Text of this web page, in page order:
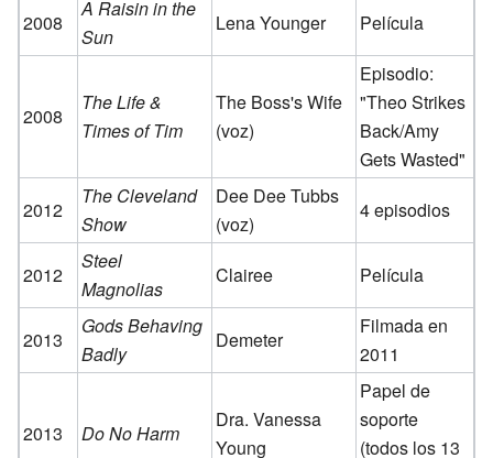
2008
A Raisin in the
Sun
Lena Younger Película
2008
The Life &
Times of Tim
The Boss's Wife
(voz)
Episodio:
"Theo Strikes
Back/Amy
Gets Wasted"
2012
The Cleveland
Show
Dee Dee Tubbs
(voz)
4 episodios
2012
Steel
Magnolias
Clairee Película
2013
Gods Behaving
Badly
Demeter
Filmada en
2011
2013 Do No Harm
Dra. Vanessa
Young
Papel de
soporte
(todos los 13